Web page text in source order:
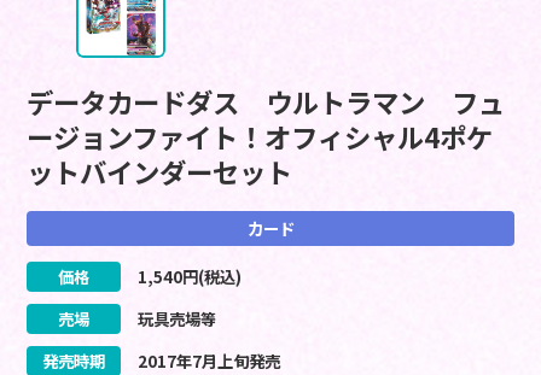
データカードダス ウルトラマン フュ
ージョンファイト！オフィシャル4ポケ
ットバインダーセット
カード
価格 1,540円(税込)
売場
玩具売場等
発売時期
2017年7月上旬発売